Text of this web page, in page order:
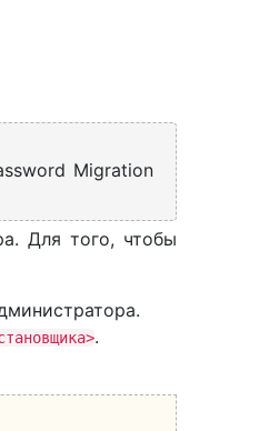
Migration
Для того, чтобы
.